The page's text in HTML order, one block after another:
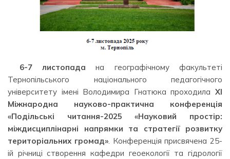
6-7 листопада на географічному факультеті
Тернопільського національного педагогічного
університету імені Володимира Гнатюка проходила ХІ
Міжнародна науково-практична конференція
«Подільські читання-2025 «Науковий простір:
міждисциплінарні напрямки та стратегії розвитку
територіальних громад». Конференція присвячена 25-
ій річниці створення кафедри геоекології та гідрології